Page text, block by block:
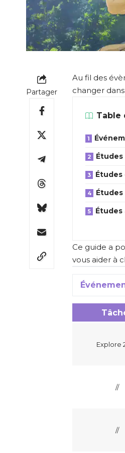
Partager
Au fil des
changer
Table
Études
Études
Ce guide a
vous aider à
Explore
//
//